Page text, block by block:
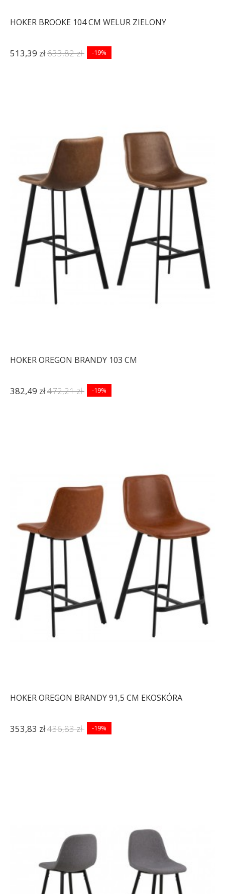
HOKER BROOKE 104 CM WELUR ZIELONY
513,39 zł633,82 zł -19%
HOKER OREGON BRANDY 103 CM
382,49 zł472,21 zł -19%
HOKER OREGON BRANDY 91,5 CM EKOSKÓRA
353,83 zł436,83 zł -19%